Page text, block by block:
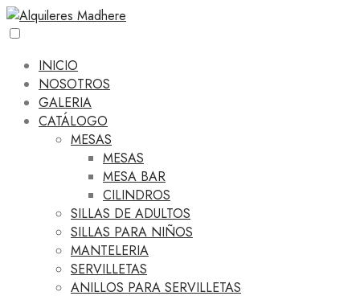
INICIO
NOSOTROS
GALERIA
CATÁLOGO
MESAS
MESAS
MESA BAR
CILINDROS
SILLAS DE ADULTOS
SILLAS PARA NIÑOS
MANTELERIA
SERVILLETAS
ANILLOS PARA SERVILLETAS